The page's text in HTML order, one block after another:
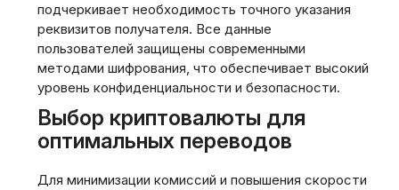
подчеркивает необходимость точного указания
реквизитов получателя. Все данные
пользователей защищены современными
методами шифрования, что обеспечивает высокий
уровень конфиденциальности и безопасности.
Выбор криптовалюты для
оптимальных переводов
Для минимизации комиссий и повышения скорости